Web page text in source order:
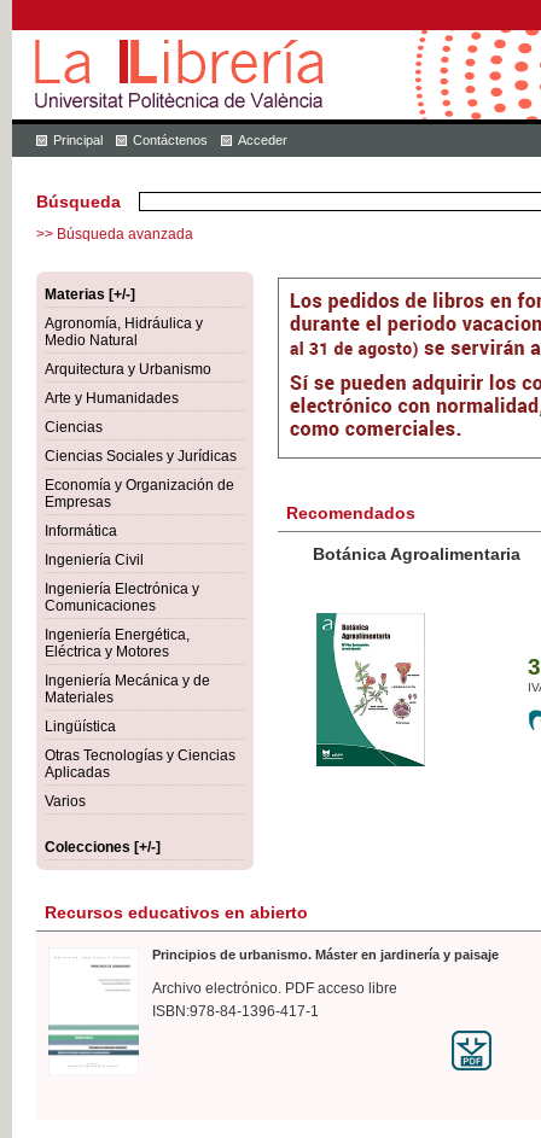
Principal Contáctenos Acceder
Búsqueda
>> Búsqueda avanzada
Materias [+/-]
Agronomía, Hidráulica y
Medio Natural
Arquitectura y Urbanismo
Arte y Humanidades
Ciencias
Ciencias Sociales y Jurídicas
Economía y Organización de
Empresas
Informática
Ingeniería Civil
Ingeniería Electrónica y
Comunicaciones
Ingeniería Energética,
Eléctrica y Motores
Ingeniería Mecánica y de
Materiales
Lingüística
Otras Tecnologías y Ciencias
Aplicadas
Varios
Colecciones [+/-]
Recomendados
Botánica Agroalimentaria
IVA
Recursos educativos en abierto
Principios de urbanismo. Máster en jardinería y paisaje
Archivo electrónico. PDF acceso libre
ISBN:978-84-1396-417-1